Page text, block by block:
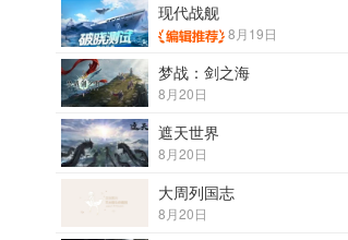
现代战舰
8月19日
梦战：剑之海
8月20日
遮天世界
8月20日
大周列国志
8月20日